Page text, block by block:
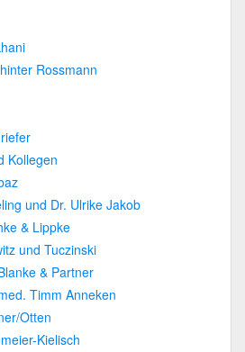
Rossmann
Kollegen
und Dr. Ulrike Jakob
& Lippke
und Tuczinski
& Partner
Timm Anneken
Otten
Kielisch